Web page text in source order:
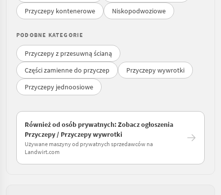
Przyczepy kontenerowe
Niskopodwoziowe
PODOBNE KATEGORIE
Przyczepy z przesuwną ścianą
Części zamienne do przyczep
Przyczepy wywrotki
Przyczepy jednoosiowe
Również od osób prywatnych: Zobacz ogłoszenia
Przyczepy / Przyczepy wywrotki
Używane maszyny od prywatnych sprzedawców na
Landwirt.com